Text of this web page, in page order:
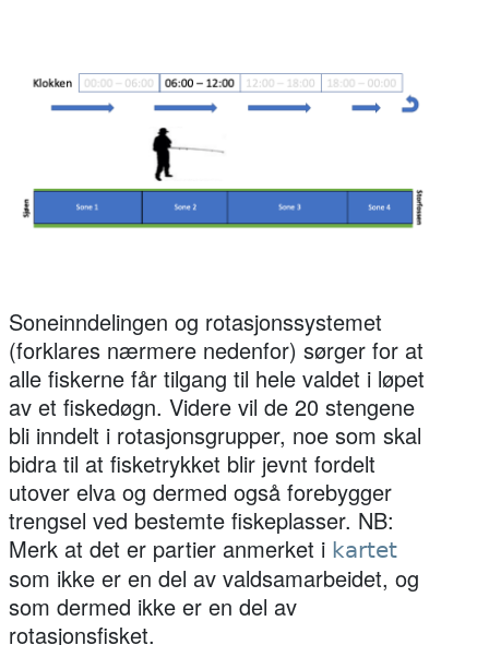
Soneinndelingen og rotasjonssystemet
(forklares nærmere nedenfor) sørger for at
alle fiskerne får tilgang til hele valdet i løpet
av et fiskedøgn. Videre vil de 20 stengene
bli inndelt i rotasjonsgrupper, noe som skal
bidra til at fisketrykket blir jevnt fordelt
utover elva og dermed også forebygger
trengsel ved bestemte fiskeplasser. NB:
Merk at det er partier anmerket i kartet
som ikke er en del av valdsamarbeidet, og
som dermed ikke er en del av
rotasjonsfisket.